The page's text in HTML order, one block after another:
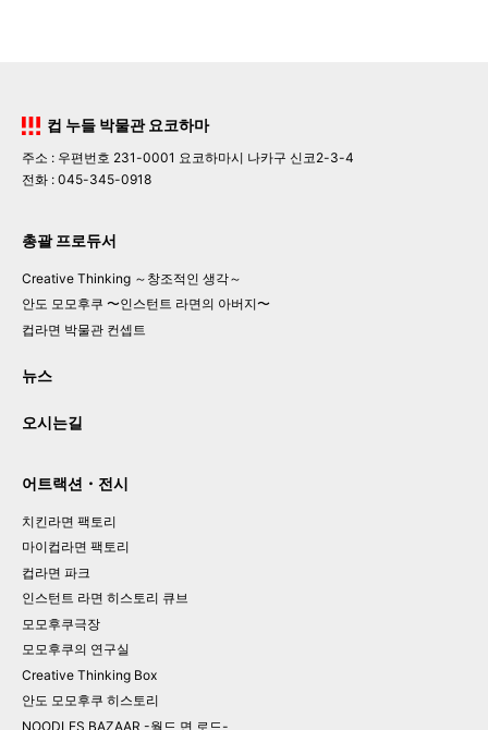
컵 누들 박물관 요코하마
주소 : 우편번호 231-0001 요코하마시 나카구 신코2-3-4
전화 : 045-345-0918
총괄 프로듀서
Creative Thinking ～창조적인 생각～
안도 모모후쿠 〜인스턴트 라면의 아버지〜
컵라면 박물관 컨셉트
뉴스
오시는길
어트랙션・전시
치킨라면 팩토리
마이컵라면 팩토리
컵라면 파크
인스턴트 라면 히스토리 큐브
모모후쿠극장
모모후쿠의 연구실
Creative Thinking Box
안도 모모후쿠 히스토리
NOODLES BAZAAR -월드 면 로드-